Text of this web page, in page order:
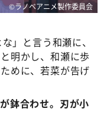
©ラノベアニメ製作委員会
」と言う和瀬に、
明かし、和瀬に歩
めに、若菜が告げ
鉢合わせ。刃が小